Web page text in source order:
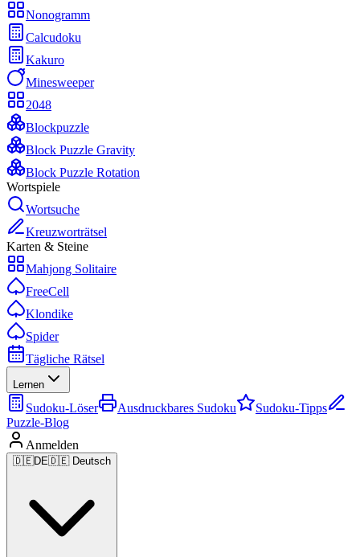
Nonogramm
Calcudoku
Kakuro
Minesweeper
2048
Blockpuzzle
Block Puzzle Gravity
Block Puzzle Rotation
Wortspiele
Wortsuche
Kreuzworträtsel
Karten & Steine
Mahjong Solitaire
FreeCell
Klondike
Spider
Tägliche Rätsel
Lernen
Sudoku-Löser Ausdruckbares Sudoku
Sudoku-Tipps
Puzzle-Blog
Anmelden
🇩🇪DE🇩🇪 Deutsch